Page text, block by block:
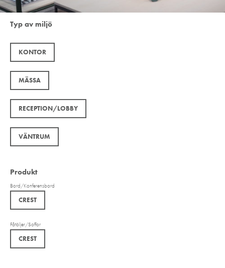
Typ av miljö
KONTOR
MÄSSA
RECEPTION/LOBBY
VÄNTRUM
Produkt
Bord/Konferensbord
CREST
Fåtöljer/Soffor
CREST